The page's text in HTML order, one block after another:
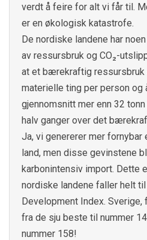
verdt å feire for alt vi får til.
er en økologisk katastrofe.
De nordiske landene har
av ressursbruk og CO₂-
at et bærekraftig ressursbruk
materielle ting per person og
gjennomsnitt mer enn 32
halv ganger over det
Ja, vi genererer mer fornybar
land, men disse gevinstene
karbonintensiv import. Dette
nordiske landene faller helt
Development Index.
fra de sju beste til nummer
nummer 158!